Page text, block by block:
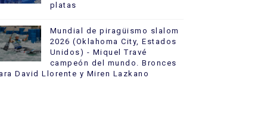
platas
Mundial de piragüismo slalom
2026 (Oklahoma City, Estados
Unidos) - Miquel Travé
campeón del mundo. Bronces
David Llorente y Miren Lazkano